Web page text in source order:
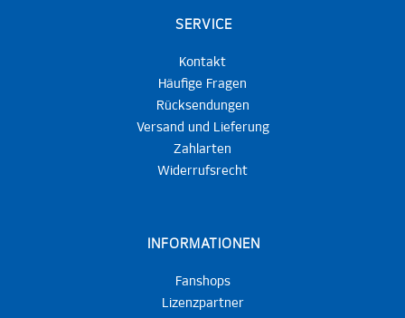
SERVICE
Kontakt
Häufige Fragen
Rücksendungen
Versand und Lieferung
Zahlarten
Widerrufsrecht
INFORMATIONEN
Fanshops
Lizenzpartner